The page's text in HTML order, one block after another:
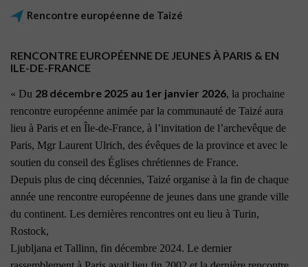
Rencontre européenne de Taizé
RENCONTRE EUROPÉENNE DE JEUNES À PARIS & EN
ILE-DE-FRANCE
« Du 28 décembre 2025 au 1er janvier 2026, la prochaine
rencontre européenne animée par la communauté de Taizé aura
lieu à Paris et en Île-de-France, à l’invitation de l’archevêque de
Paris, Mgr Laurent Ulrich, des évêques de la province et avec le
soutien du conseil des Églises chrétiennes de France.
Depuis plus de cinq décennies, Taizé organise à la fin de chaque
année une rencontre européenne de jeunes dans une grande ville
du continent. Les dernières rencontres ont eu lieu à Turin,
Rostock,
Ljubljana et Tallinn, fin décembre 2024. Le dernier